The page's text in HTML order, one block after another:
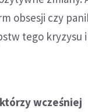
obsesji czy
tego kryzysu
wcześniej